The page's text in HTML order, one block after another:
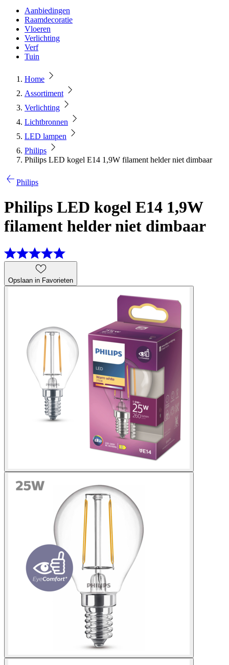
Aanbiedingen
Raamdecoratie
Vloeren
Verlichting
Verf
Tuin
Home
Assortiment
Verlichting
Lichtbronnen
LED lampen
Philips
Philips LED kogel E14 1,9W filament helder niet dimbaar
Philips
Philips LED kogel E14 1,9W
filament helder niet dimbaar
Opslaan in Favorieten